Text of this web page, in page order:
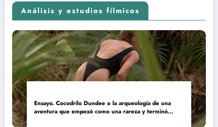
Análisis y estudios fílmicos
Ensayo. Cocodrilo Dundee o la arqueología de una
aventura que empezó como una rareza y terminó